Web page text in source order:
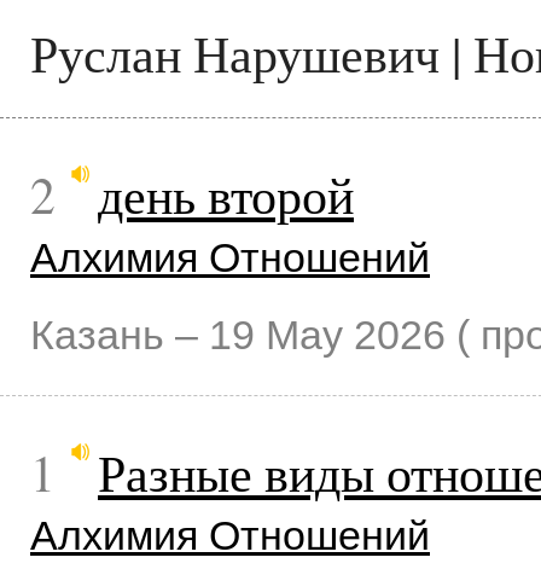
Руслан Нарушевич |
2 день второй
Алхимия Отношений
Казань – 19 May 2026 (
1 Разные виды
Алхимия Отношений